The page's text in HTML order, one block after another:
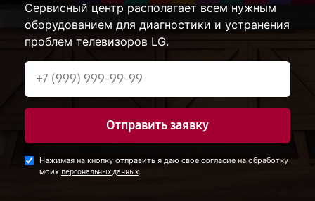
Сервисный центр располагает всем нужным
оборудованием для диагностики и устранения
проблем телевизоров LG.
Отправить заявку
Нажимая на кнопку отправить я даю свое согласие на обработку
моих персональных данных.